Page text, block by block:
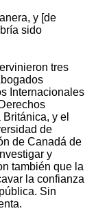
y [de
sido
tres
Internacionales
y el
de
de Canadá de
y
también que la
la confianza
Sin